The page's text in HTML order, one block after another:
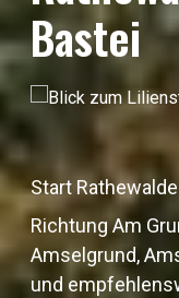
Bastei
Start
Richtung Am
Amselgrund,
und